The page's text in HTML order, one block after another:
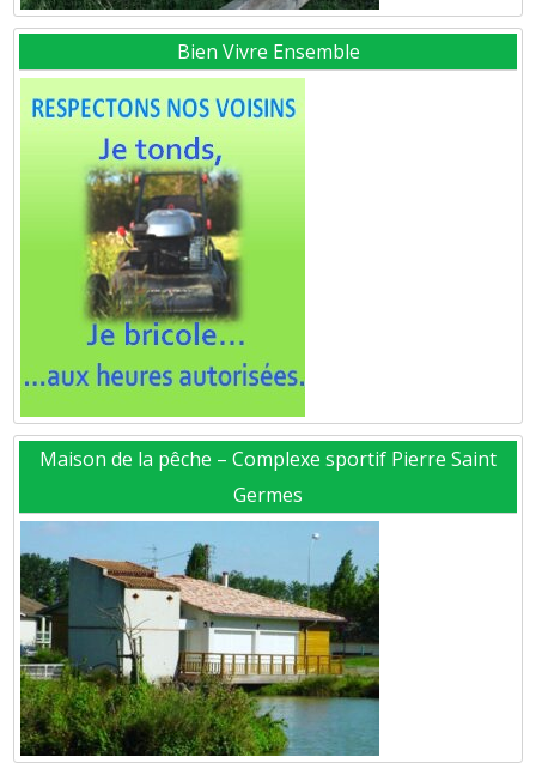
Bien Vivre Ensemble
Maison de la pêche – Complexe sportif Pierre Saint
Germes